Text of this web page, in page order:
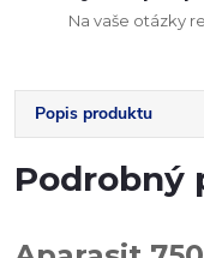
Na vaše otázky
Popis produktu
Podrobný